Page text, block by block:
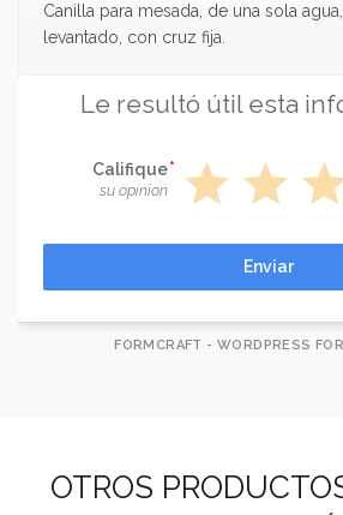
Canilla para mesada, de una sola
levantado, con cruz fija.
Le resultó útil esta
Califique
su opinion star star
Enviar
FORMCRAFT - WORDPRESS
OTROS